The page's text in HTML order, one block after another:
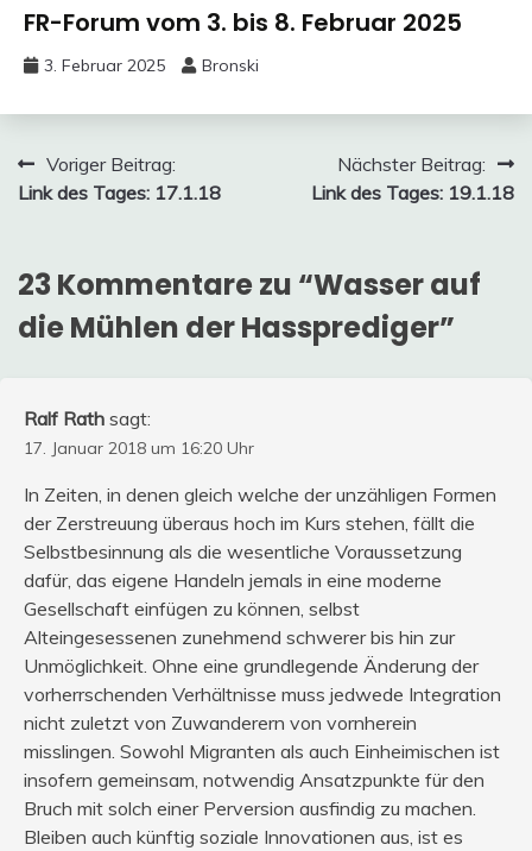
FR-Forum vom 3. bis 8. Februar 2025
3. Februar 2025 Bronski
Beitragsnavigation
Voriger Beitrag:
Link des Tages: 17.1.18
Nächster Beitrag:
Link des Tages: 19.1.18
23 Kommentare zu “Wasser auf
die Mühlen der Hassprediger”
Ralf Rath sagt:
17. Januar 2018 um 16:20 Uhr
In Zeiten, in denen gleich welche der unzähligen Formen
der Zerstreuung überaus hoch im Kurs stehen, fällt die
Selbstbesinnung als die wesentliche Voraussetzung
dafür, das eigene Handeln jemals in eine moderne
Gesellschaft einfügen zu können, selbst
Alteingesessenen zunehmend schwerer bis hin zur
Unmöglichkeit. Ohne eine grundlegende Änderung der
vorherrschenden Verhältnisse muss jedwede Integration
nicht zuletzt von Zuwanderern von vornherein
misslingen. Sowohl Migranten als auch Einheimischen ist
insofern gemeinsam, notwendig Ansatzpunkte für den
Bruch mit solch einer Perversion ausfindig zu machen.
Bleiben auch künftig soziale Innovationen aus, ist es